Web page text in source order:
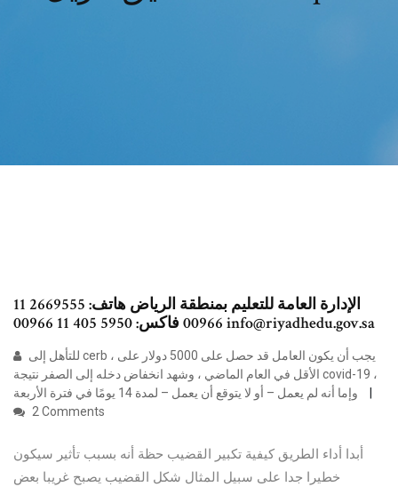
الإدارة العامة للتعليم بمنطقة الرياض هاتف: 2669555 11
00966 فاكس: 5950 405 11 00966 info@riyadhedu.gov.sa
الأقل في العام الماضي ، وشهد انخفاض دخله إلى الصفر نتيجة covid-19 ،
2 Comments
أبدا أداء الطريق كيفية تكبير القضيب حظة أنه بسبب تأثير سيكون
خطيرا جدا على سبيل المثال شكل القضيب يصبح غريبا بعض